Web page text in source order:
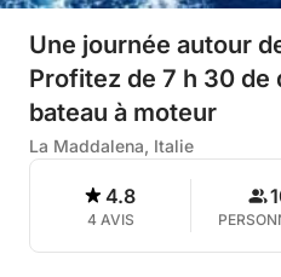
Une journée autour
Profitez de 7 h 30 de
bateau à moteur
La Maddalena, Italie
4.8
4 AVIS